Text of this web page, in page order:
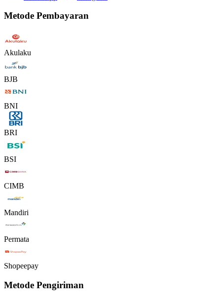
Metode Pembayaran
Akulaku
BJB
BNI
BRI
BSI
CIMB
Mandiri
Permata
Shopeepay
Metode Pengiriman